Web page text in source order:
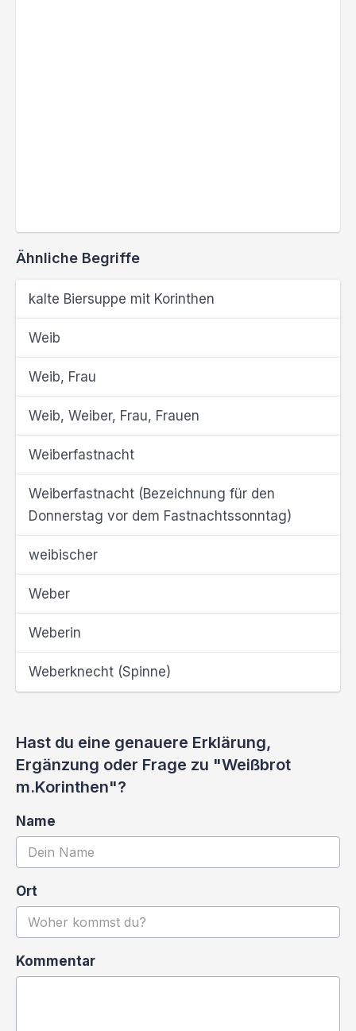
Ähnliche Begriffe
kalte Biersuppe mit Korinthen
Weib
Weib, Frau
Weib, Weiber, Frau, Frauen
Weiberfastnacht
Weiberfastnacht (Bezeichnung für den
Donnerstag vor dem Fastnachtssonntag)
weibischer
Weber
Weberin
Weberknecht (Spinne)
Hast du eine genauere Erklärung,
Ergänzung oder Frage zu "Weißbrot
m.Korinthen"?
Name
Ort
Kommentar